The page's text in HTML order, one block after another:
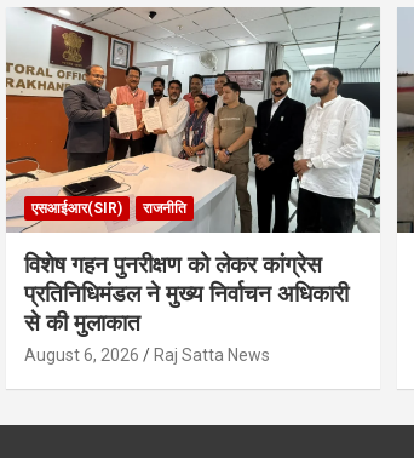
एसआईआर(SIR) राजनीति
विशेष गहन पुनरीक्षण को लेकर कांग्रेस
प्रतिनिधिमंडल ने मुख्य निर्वाचन अधिकारी
से की मुलाकात
August 6, 2026 Raj Satta News